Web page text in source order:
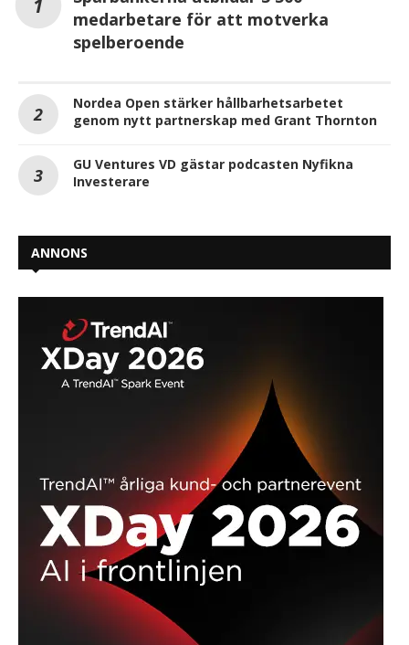
medarbetare för att motverka
spelberoende
Nordea Open stärker hållbarhetsarbetet
genom nytt partnerskap med Grant Thornton
GU Ventures VD gästar podcasten Nyfikna
Investerare
ANNONS